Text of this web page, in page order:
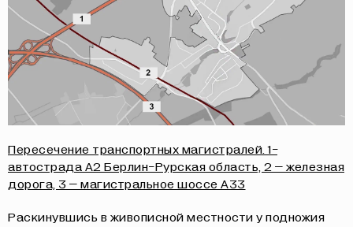
Пересечение транспортных магистралей. 1-
автострада А2 Берлин-Рурская область, 2 – железная
дорога, 3 – магистральное шоссе А33
Раскинувшись в живописной местности у подножия